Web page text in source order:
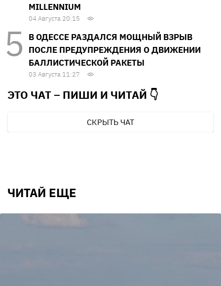
MILLENNIUM
04 Августа 20:15
В ОДЕССЕ РАЗДАЛСЯ МОЩНЫЙ ВЗРЫВ
ПОСЛЕ ПРЕДУПРЕЖДЕНИЯ О ДВИЖЕНИИ
БАЛЛИСТИЧЕСКОЙ РАКЕТЫ
03 Августа 11:27
ЭТО ЧАТ – ПИШИ И ЧИТАЙ 👇
СКРЫТЬ ЧАТ
ЧИТАЙ ЕЩЕ